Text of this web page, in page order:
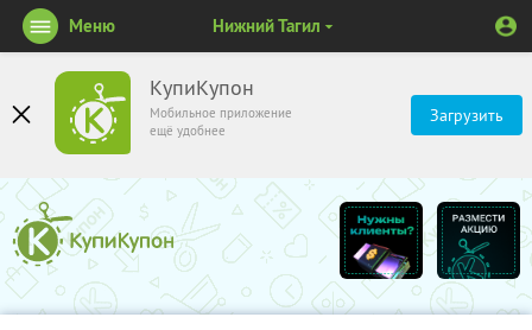
КупиКупон
Мобильное приложение
ещё удобнее
Загрузить
Меню Нижний Тагил